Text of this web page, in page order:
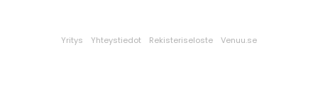
Yritys Yhteystiedot Rekisteriseloste Venuu.se